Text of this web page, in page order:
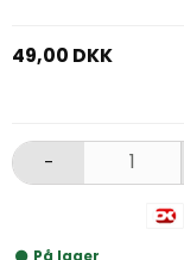
49,00 DKK
-
På lager